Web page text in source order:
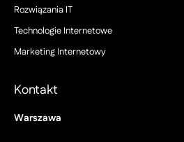
Rozwiązania IT
Technologie Internetowe
Marketing Internetowy
Kontakt
Warszawa